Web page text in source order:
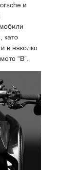
и
като
в няколко
“B”.